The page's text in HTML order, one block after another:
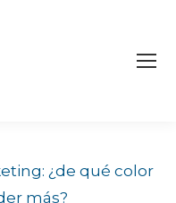
¿de qué color
más?